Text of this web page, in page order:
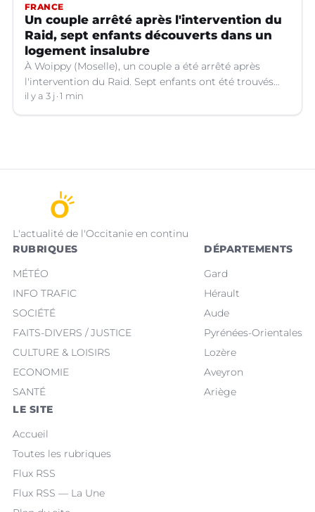
FRANCE
Un couple arrêté après l'intervention du
Raid, sept enfants découverts dans un
logement insalubre
À Woippy (Moselle), un couple a été arrêté après
l'intervention du Raid. Sept enfants ont été trouvés
dans un logement insalubre.
il y a 3 j 1 min
L'actualité de l'Occitanie en continu
RUBRIQUES
MÉTÉO
INFO TRAFIC
SOCIÉTÉ
FAITS-DIVERS / JUSTICE
CULTURE & LOISIRS
ECONOMIE
SANTÉ
DÉPARTEMENTS
Gard
Hérault
Aude
Pyrénées-Orientales
Lozère
Aveyron
Ariège
LE SITE
Accueil
Toutes les rubriques
Flux RSS
Flux RSS — La Une